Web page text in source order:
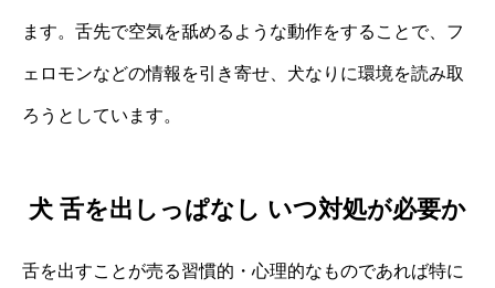
ます。舌先で空気を舐めるような動作をすることで、フ
ェロモンなどの情報を引き寄せ、犬なりに環境を読み取
ろうとしています。
犬 舌を出しっぱなし いつ対処が必要か
舌を出すことが売る習慣的・心理的なものであれば特に